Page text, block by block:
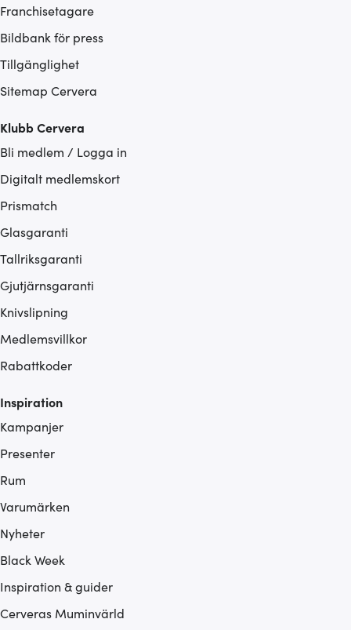
Franchisetagare
Bildbank för press
Tillgänglighet
Sitemap Cervera
Klubb Cervera
Bli medlem / Logga in
Digitalt medlemskort
Prismatch
Glasgaranti
Tallriksgaranti
Gjutjärnsgaranti
Knivslipning
Medlemsvillkor
Rabattkoder
Inspiration
Kampanjer
Presenter
Rum
Varumärken
Nyheter
Black Week
Inspiration & guider
Cerveras Muminvärld